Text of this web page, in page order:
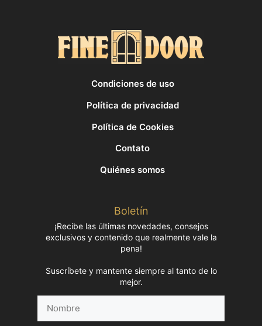
Condiciones de uso
Política de privacidad
Política de Cookies
Contato
Quiénes somos
Boletín
¡Recibe las últimas novedades, consejos
exclusivos y contenido que realmente vale la
pena!
Suscríbete y mantente siempre al tanto de lo
mejor.